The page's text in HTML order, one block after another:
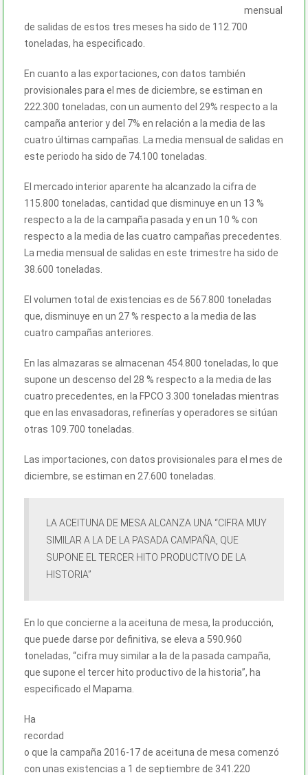
mensual
de salidas de estos tres meses ha sido de 112.700
toneladas, ha especificado.
En cuanto a las exportaciones, con datos también
provisionales para el mes de diciembre, se estiman en
222.300 toneladas, con un aumento del 29% respecto a la
campaña anterior y del 7% en relación a la media de las
cuatro últimas campañas. La media mensual de salidas en
este periodo ha sido de 74.100 toneladas.
El mercado interior aparente ha alcanzado la cifra de
115.800 toneladas, cantidad que disminuye en un 13 %
respecto a la de la campaña pasada y en un 10 % con
respecto a la media de las cuatro campañas precedentes.
La media mensual de salidas en este trimestre ha sido de
38.600 toneladas.
El volumen total de existencias es de 567.800 toneladas
que, disminuye en un 27 % respecto a la media de las
cuatro campañas anteriores.
En las almazaras se almacenan 454.800 toneladas, lo que
supone un descenso del 28 % respecto a la media de las
cuatro precedentes, en la FPCO 3.300 toneladas mientras
que en las envasadoras, refinerías y operadores se sitúan
otras 109.700 toneladas.
Las importaciones, con datos provisionales para el mes de
diciembre, se estiman en 27.600 toneladas.
LA ACEITUNA DE MESA ALCANZA UNA “CIFRA MUY
SIMILAR A LA DE LA PASADA CAMPAÑA, QUE
SUPONE EL TERCER HITO PRODUCTIVO DE LA
HISTORIA”
En lo que concierne a la aceituna de mesa, la producción,
que puede darse por definitiva, se eleva a 590.960
toneladas, “cifra muy similar a la de la pasada campaña,
que supone el tercer hito productivo de la historia”, ha
especificado el Mapama.
Ha
recordad
o que la campaña 2016-17 de aceituna de mesa comenzó
con unas existencias a 1 de septiembre de 341.220